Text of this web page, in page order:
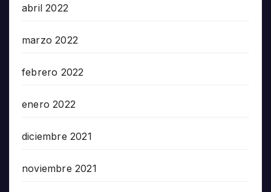
abril 2022
marzo 2022
febrero 2022
enero 2022
diciembre 2021
noviembre 2021